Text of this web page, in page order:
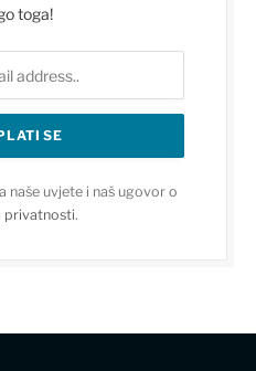
toga!
naše uvjete i naš ugovor o
privatnosti.